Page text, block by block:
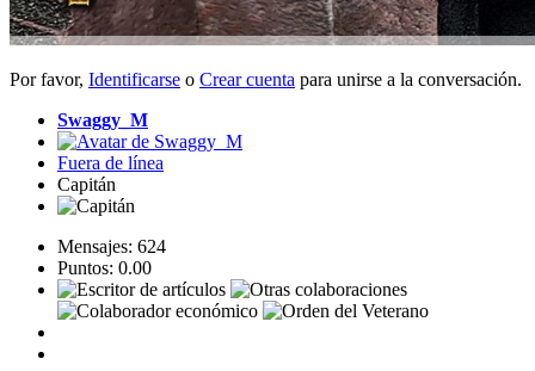
Por favor, Identificarse o Crear cuenta para unirse a la conversación.
Swaggy_M
Fuera de línea
Capitán
Mensajes: 624
Puntos: 0.00